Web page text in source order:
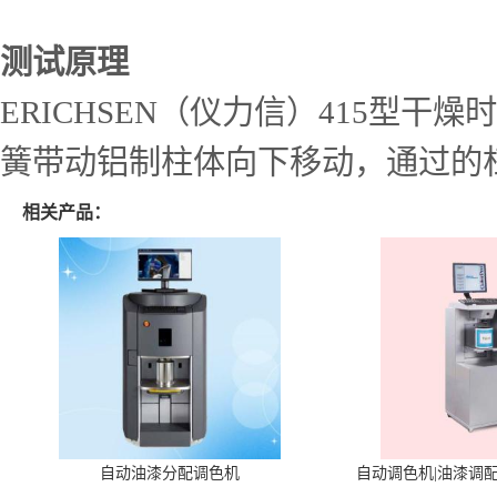
测试原理
ERICHSEN（仪力信）415型干燥
簧带动铝制柱体向下移动，通过
相关产品：
自动油漆分配调色机 自动调色机|油漆调